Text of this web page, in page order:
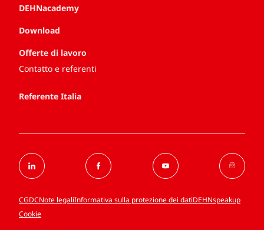
DEHNacademy
Download
Offerte di lavoro
Contatto e referenti
Referente Italia
CGDCNote legaliInformativa sulla protezione dei datiDEHNspeakup
Cookie